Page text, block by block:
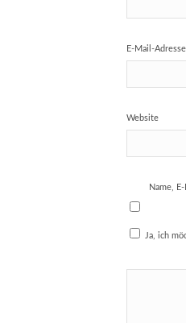
E-Mail-Adresse
Website
Name,
Ja, ich